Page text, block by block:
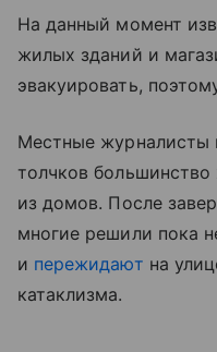
На данный момент
жилых зданий и
эвакуировать,
Местные журналисты
толчков
из домов. После
многие решили пока
и пережидают на
катаклизма.